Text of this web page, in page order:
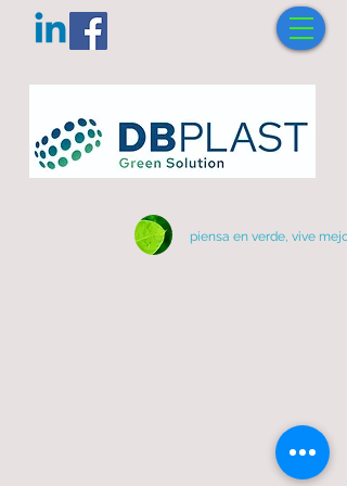
piensa en verde, vive mejor